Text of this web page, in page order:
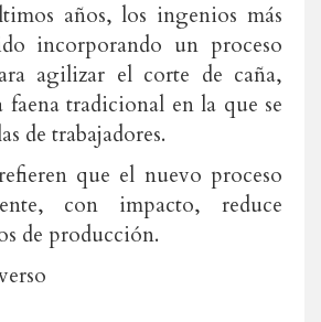
años, los ingenios más
incorporando un proceso
agilizar el corte de caña,
faena tradicional en la que se
de trabajadores.
que el nuevo proceso
con impacto, reduce
de producción.